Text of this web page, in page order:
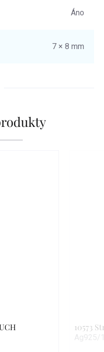
Áno
7 × 8 mm
10573